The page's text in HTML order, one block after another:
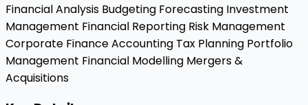
Financial Analysis Budgeting Forecasting Investment
Management Financial Reporting Risk Management
Corporate FinanceAccounting Tax Planning Portfolio
Management Financial Modelling Mergers &
Acquisitions